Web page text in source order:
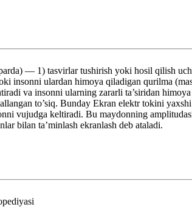
— 1) tasvirlar tushirish yoki hosil qilish
insonni ulardan himoya qiladigan qurilma
va insonni ularning zararli ta’siridan
to’siq. Bunday Ekran elektr tokini
vujudga keltiradi. Bu maydonning
bilan ta’minlash ekranlash deb ataladi.